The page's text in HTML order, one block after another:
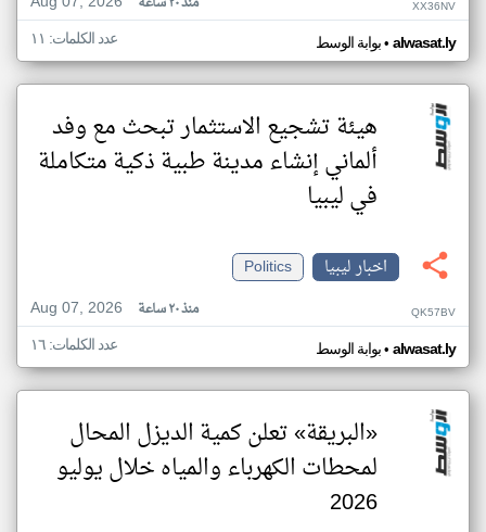
XX36NV
بوابة الوسط• alwasat.ly عدد الكلمات: ١١
هيئة تشجيع الاستثمار تبحث مع وفد
ألماني إنشاء مدينة طبية ذكية متكاملة
في ليبيا
اخبار ليبيا
Politics
Aug 07, 2026
منذ ٢٠ ساعة QK57BV
بوابة الوسط• alwasat.ly عدد الكلمات: ١٦
«البريقة» تعلن كمية الديزل المحال
لمحطات الكهرباء والمياه خلال يوليو
2026